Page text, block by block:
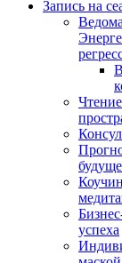
Запись на
успеха